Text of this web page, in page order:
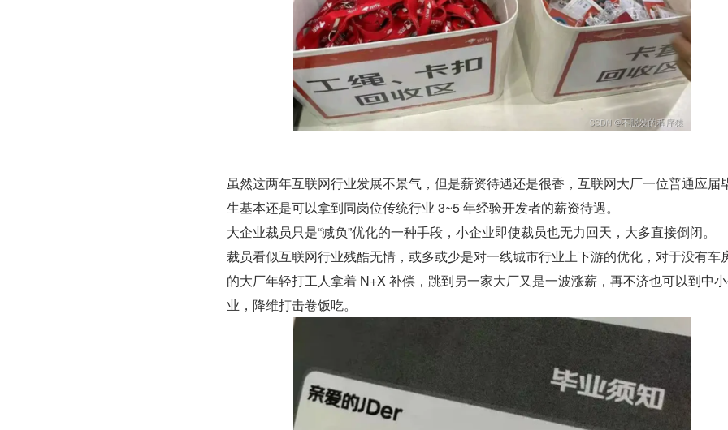
虽然这两年互联网行业发展不景气，但是薪资待遇还是很香，互联网大厂一位普通应届
生基本还是可以拿到同岗位传统行业 3~5 年经验开发者的薪资待遇。
大企业裁员只是“减负”优化的一种手段，小企业即使裁员也无力回天，大多直接倒闭。
裁员看似互联网行业残酷无情，或多或少是对一线城市行业上下游的优化，对于没有车
的大厂年轻打工人拿着 N+X 补偿，跳到另一家大厂又是一波涨薪，再不济也可以到中
业，降维打击卷饭吃。